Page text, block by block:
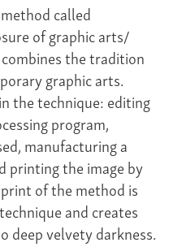
called
of graphic arts/
the tradition
graphic arts.
the technique: editing
program,
manufacturing a
printing the image by
of the method is
and creates
deep velvety darkness.